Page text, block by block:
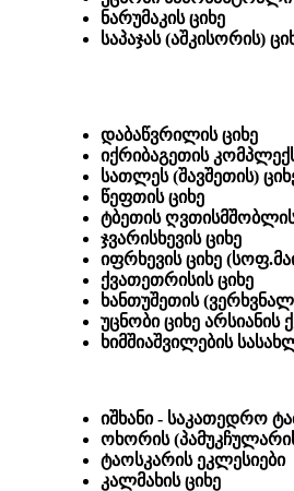
ნარუმაკის ციხე
საპაჯას (აშკისორის)
დაბაწვრილის ციხე
იქრიბაგეთის
სათლეს (შავშეთის)
წეფთის ციხე
ტბეთის
ჯვარისხევის ციხე
იფრხევის ციხე
ქვათეთრისის ციხე
ხანთუშეთის
უცნობი ციხე არსიანის
ხიმშიაშვილების
იშხანი - საკათედრო
ოხორის
ტაოსკარის ეკლესიები
კალმახის ციხე